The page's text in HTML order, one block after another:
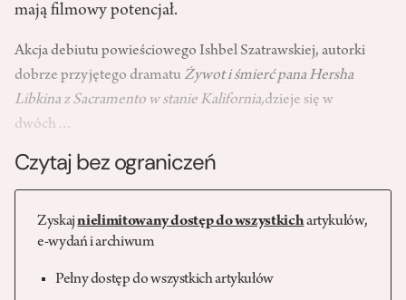
mają filmowy potencjał.
Akcja debiutu powieściowego Ishbel Szatrawskiej, autorki
dobrze przyjętego dramatu Żywot i śmierć pana Hersha
Libkina z Sacramento w stanie Kalifornia,dzieje się w
dwóch…
Czytaj bez ograniczeń
Zyskajnielimitowany dostęp do wszystkichartykułów,
e-wydań i archiwum
Pełny dostęp do wszystkich artykułów